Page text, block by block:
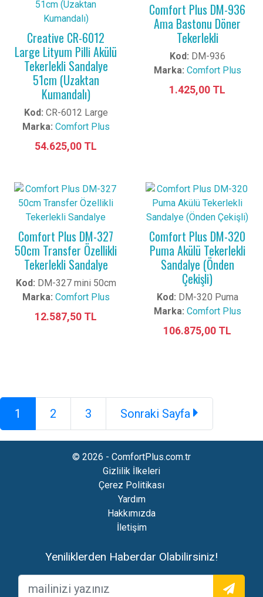
Creative CR-6012
Large Lityum Pilli Akülü
Tekerlekli Sandalye
51cm (Uzaktan
Kumandalı)
Kod: CR-6012 Large
Marka: Comfort Plus
54.625,00 TL
Comfort Plus DM-936
Ama Bastonu Döner
Tekerlekli
Kod: DM-936
Marka: Comfort Plus
1.425,00 TL
Comfort Plus DM-327
50cm Transfer Özellikli
Tekerlekli Sandalye
Kod: DM-327 mini 50cm
Marka: Comfort Plus
12.587,50 TL
Comfort Plus DM-320
Puma Akülü Tekerlekli
Sandalye (Önden
Çekişli)
Kod: DM-320 Puma
Marka: Comfort Plus
106.875,00 TL
1 2 3 Sonraki Sayfa
© 2026 - ComfortPlus.com.tr
Gizlilik İlkeleri
Çerez Politikası
Yardım
Hakkımızda
İletişim
Yeniliklerden Haberdar Olabilirsiniz!